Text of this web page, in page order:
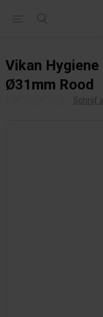
Vikan
Ø31mm Rood
Schrijf